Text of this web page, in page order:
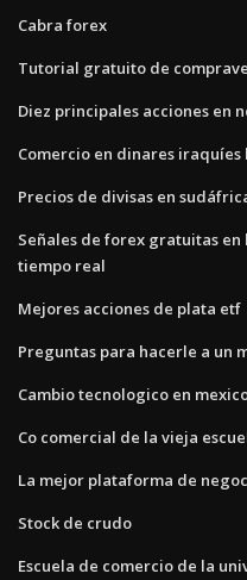
Cabra forex
Tutorial gratuito de
Diez principales acciones en
Comercio en dinares
Precios de divisas en
Señales de forex gratuitas
tiempo real
Mejores acciones de plata etf
Preguntas para hacerle a un
Cambio tecnologico en
Co comercial de la vieja
La mejor plataforma de
Stock de crudo
Escuela de comercio de la